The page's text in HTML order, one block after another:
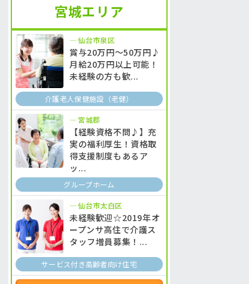
宮城エリア
仙台市泉区
賞与20万円～50万円♪
月給20万円以上可能！
未経験の方も歓...
介護老人保健施設（老健）
宮城郡
【経験資格不問♪】充
実の福利厚生！資格取
得支援制度もあるア
ッ...
グループホーム
仙台市太白区
未経験歓迎☆2019年オ
ープンサ高住で介護ス
タッフ増員募集！...
サービス付き高齢者向け住宅